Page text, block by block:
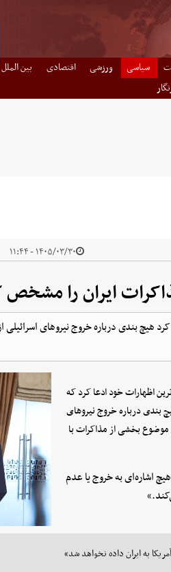
سیاسی ورزشی اقتصادی بین الملل
۱۴۰۵/۰۳/۳۰ - ۱۱:۴۴
ایران را مشخص
هیچ بندی درباره خروج نیرو‌های اسرائیلی
اظهارات خود ادعا کرد که
بندی درباره خروج نیروهای
موضوع بخشی از مذاکرات با
اشاره‌ای به خروج یا عدم
به ایران داده نخواهد شد»